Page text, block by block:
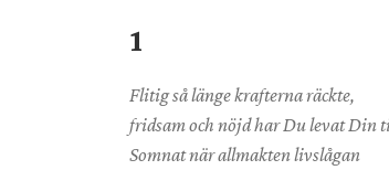
1
Flitig så länge krafterna räckte,
fridsam och nöjd har Du levat Din
Somnat när allmakten livslågan